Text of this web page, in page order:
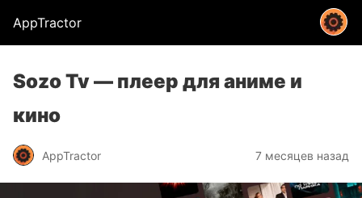
AppTractor
Sozo Tv — плеер для аниме и
кино
AppTractor 7 месяцев назад